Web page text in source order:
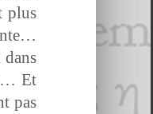
plus
… Et
pas